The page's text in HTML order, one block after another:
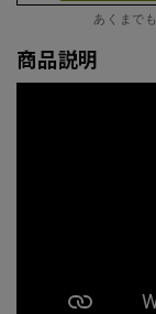
あくまで
商品説明